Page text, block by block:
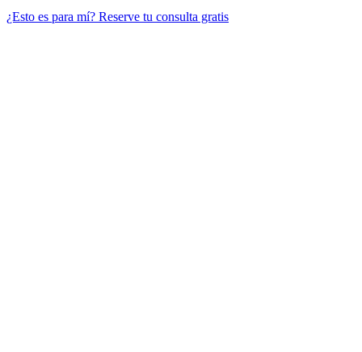
¿Esto es para mí? Reserve tu consulta gratis